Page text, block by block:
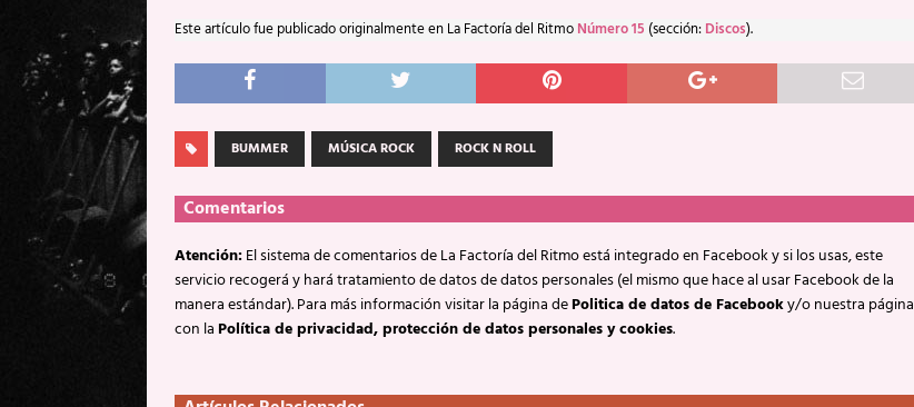
Este artículo fue publicado originalmente en La Factoría del Ritmo Número 15 (sección: Discos).
BUMMER MÚSICA ROCK ROCK N ROLL
Comentarios
Atención:El sistema de comentarios de La Factoría del Ritmo está integrado en Facebook y si los usas, este
servicio recogerá y hará tratamiento de datos de datos personales (el mismo que hace al usar Facebook de la
manera estándar). Para más información visitar la página dePolitica de datos de Facebooky/o nuestra página
con laPolítica de privacidad, protección de datos personales y cookies.